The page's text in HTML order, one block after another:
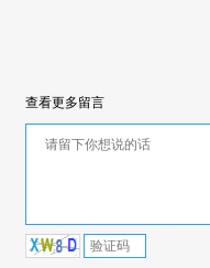
查看更多留言